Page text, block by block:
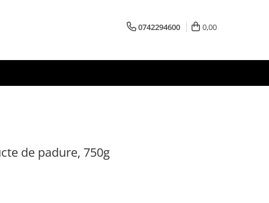
0742294600 0,00
de padure, 750g